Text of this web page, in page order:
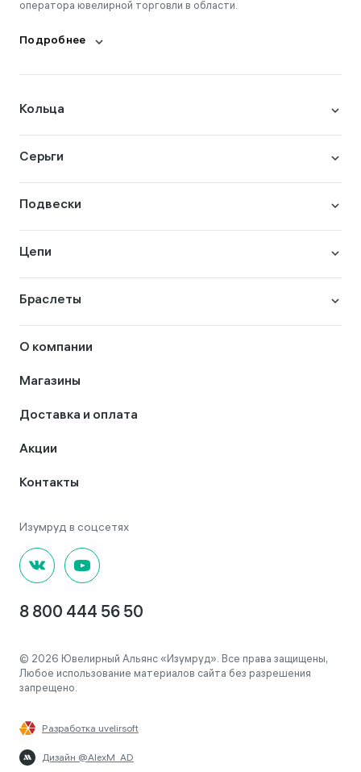
оператора ювелирной торговли в области.
Подробнее
Кольца
Серьги
Подвески
Цепи
Браслеты
О компании
Магазины
Доставка и оплата
Акции
Контакты
8 800 444 56 50
© 2026 Ювелирный Альянс «Изумруд». Все права защищены,
Любое использование материалов сайта без разрешения
запрещено.
Разработка uvelirsoft
Дизайн @AlexM_AD